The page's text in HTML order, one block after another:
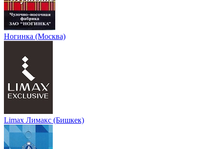
Ногинка (Москва)
Limax Лимакс (Бишкек)